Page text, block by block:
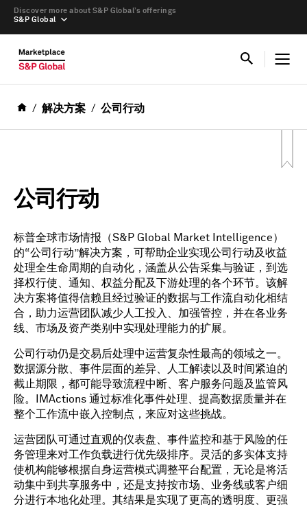
S&P Global
Discover more about S&P Global’s offerings
解决方案 公司行动
公司行动
标普全球市场情报（S&P Global Market Intelligence）
的“公司行动”解决方案，可帮助企业实现公司行动及收益
处理全生命周期的自动化，涵盖从公告采集与验证，到选
择权行使、通知、权益分配及下游处理的各个环节。该解
决方案将值得信赖且经过验证的数据与工作流自动化相结
合，助力运营团队减少人工投入、加强管控，并在各业务
线、市场及资产类别中实现处理能力的扩展。
公司行动仍是交易后处理中运营复杂性最高的领域之一。
数据源分散、事件层面的差异、人工解读以及时间紧迫的
截止期限，都可能导致流程中断、客户服务问题及监管风
险。IMActions 通过标准化事件处理、提高数据质量并在
整个工作流中嵌入控制点，来应对这些挑战。
运营团队可通过直观的仪表盘、事件监控和基于风险的任
务管理来对工作负载进行优先级排序。灵活的多实体支持
使机构能够根据自身运营模式调整平台配置，无论是将活
动集中到共享服务中，还是支持按市场、业务线或客户细
分进行本地化处理。其结果是实现了更高的透明度、更强